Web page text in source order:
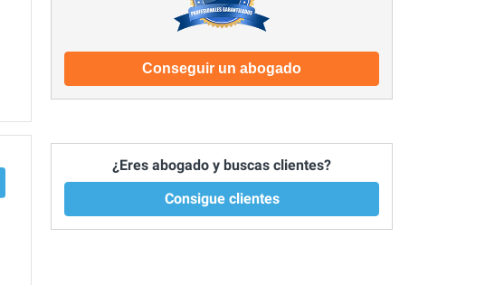
Conseguir un abogado
¿Eres abogado y buscas clientes?
Consigue clientes